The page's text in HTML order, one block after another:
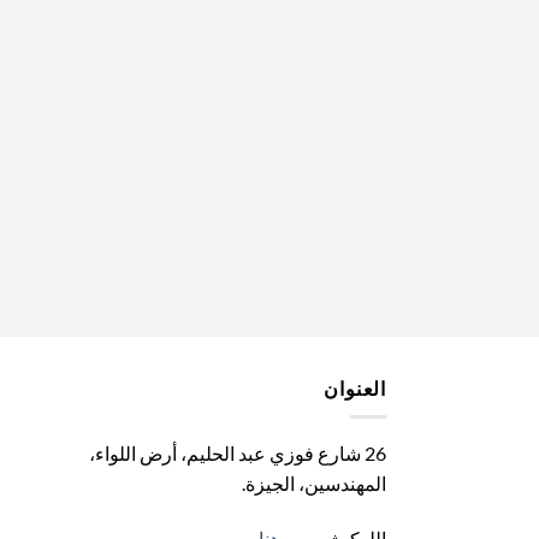
العنوان
26 شارع فوزي عبد الحليم، أرض اللواء،
المهندسين، الجيزة.